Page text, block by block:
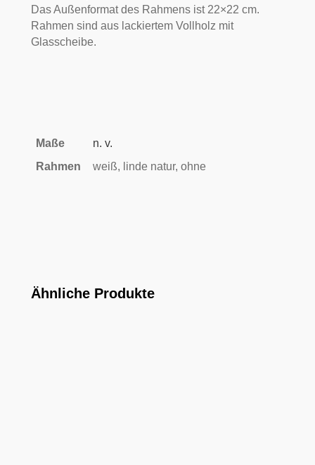
Das Außenformat des Rahmens ist 22×22 cm.
Rahmen sind aus lackiertem Vollholz mit
Glasscheibe.
Maße
n. v.
Rahmen
weiß, linde natur, ohne
Ähnliche Produkte